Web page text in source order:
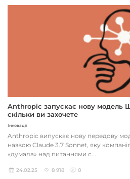
Anthropic запускає нову модель
скільки ви захочете
Інновації
Anthropic випускає нову передову
назвою Claude 3.7 Sonnet, яку
«думала» над питаннями с...
24.02.25 8 918 0